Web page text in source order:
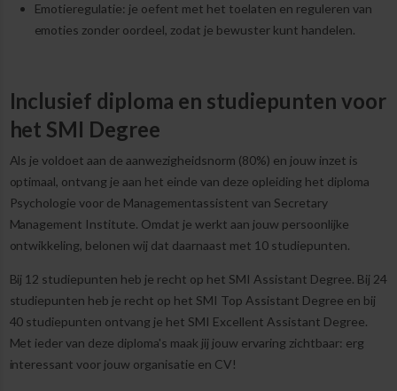
Emotieregulatie: je oefent met het toelaten en reguleren van
emoties zonder oordeel, zodat je bewuster kunt handelen.
Inclusief diploma en studiepunten voor
het SMI Degree
Als je voldoet aan de aanwezigheidsnorm (80%) en jouw inzet is
optimaal, ontvang je aan het einde van deze opleiding het diploma
Psychologie voor de Managementassistent van Secretary
Management Institute. Omdat je werkt aan jouw persoonlijke
ontwikkeling, belonen wij dat daarnaast met 10 studiepunten.
Bij 12 studiepunten heb je recht op het SMI Assistant Degree. Bij 24
studiepunten heb je recht op het SMI Top Assistant Degree en bij
40 studiepunten ontvang je het SMI Excellent Assistant Degree.
Met ieder van deze diploma's maak jij jouw ervaring zichtbaar: erg
interessant voor jouw organisatie en CV!